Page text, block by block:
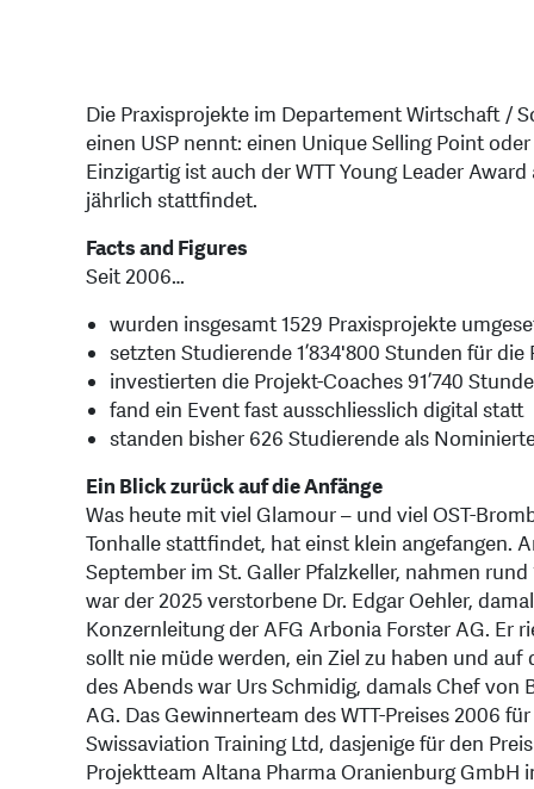
Die Praxisprojekte im Departement Wirtschaft /
einen USP nennt: einen Unique Selling Point
Einzigartig ist auch der WTT Young Leader
jährlich stattfindet.
Facts and Figures
Seit 2006…
wurden insgesamt 1529 Praxisprojekte
setzten Studierende 1’834'800 Stunden für die
investierten die Projekt-Coaches 91’740
fand ein Event fast ausschliesslich digital statt
standen bisher 626 Studierende als
Ein Blick zurück auf die Anfänge
Was heute mit viel Glamour – und viel OST-
Tonhalle stattfindet, hat einst klein angefangen.
September im St. Galler Pfalzkeller, nahmen
war der 2025 verstorbene Dr. Edgar Oehler,
Konzernleitung der AFG Arbonia Forster AG. Er
sollt nie müde werden, ein Ziel zu haben und
des Abends war Urs Schmidig, damals Chef
AG. Das Gewinnerteam des WTT-Preises 2006
Swissaviation Training Ltd, dasjenige für den
Projektteam Altana Pharma Oranienburg GmbH